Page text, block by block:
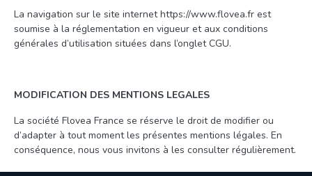
La navigation sur le site internet https://www.flovea.fr est
soumise à la réglementation en vigueur et aux conditions
générales d’utilisation situées dans l’onglet CGU.
MODIFICATION DES MENTIONS LEGALES
La société Flovea France se réserve le droit de modifier ou
d’adapter à tout moment les présentes mentions légales. En
conséquence, nous vous invitons à les consulter régulièrement.